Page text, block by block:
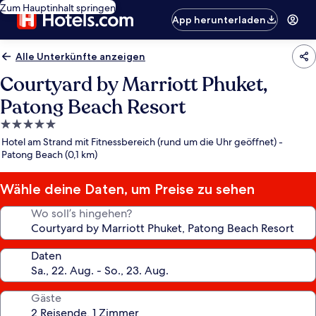
Zum Hauptinhalt springen
App herunterladen
Alle Unterkünfte anzeigen
Courtyard by Marriott Phuket,
Patong Beach Resort
5.0-
Sterne-
Unterkunft
Hotel am Strand mit Fitnessbereich (rund um die Uhr geöffnet) -
Patong Beach (0,1 km)
Wähle deine Daten, um Preise zu sehen
Wo soll’s hingehen?
Daten
Gäste